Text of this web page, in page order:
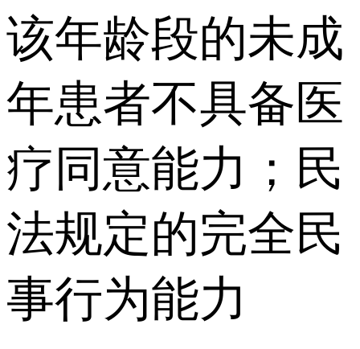
该年龄段的未成
年患者不具备医
疗同意能力；民
法规定的完全民
事行为能力